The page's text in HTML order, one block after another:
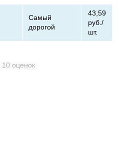
Самый
дорогой
43,59
руб./
шт.
10 оценок